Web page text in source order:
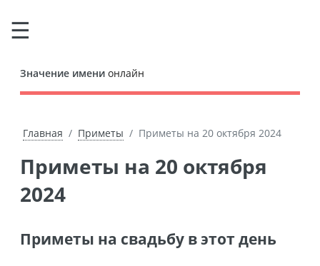
Значение имени онлайн
Главная Приметы Приметы на 20 октября 2024
Приметы на 20 октября
2024
Приметы на свадьбу в этот день